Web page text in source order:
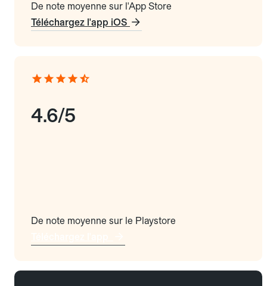
De note moyenne sur l'App Store
Téléchargez l'app iOS
4.6/5
De note moyenne sur le Playstore